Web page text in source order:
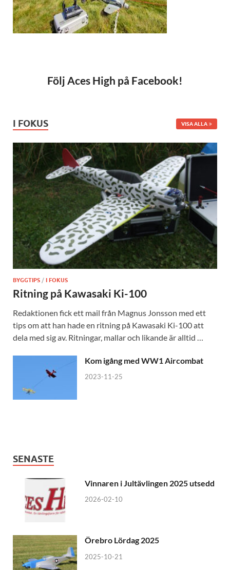
Följ Aces High på Facebook!
I FOKUS VISA ALLA
BYGGTIPS / I FOKUS
Ritning på Kawasaki Ki-100
Redaktionen fick ett mail från Magnus Jonsson med ett
tips om att han hade en ritning på Kawasaki Ki-100 att
dela med sig av. Ritningar, mallar och likande är alltid …
Kom igång med WW1 Aircombat
2023-11-25
SENASTE
Vinnaren i Jultävlingen 2025 utsedd
2026-02-10
Örebro Lördag 2025
2025-10-21